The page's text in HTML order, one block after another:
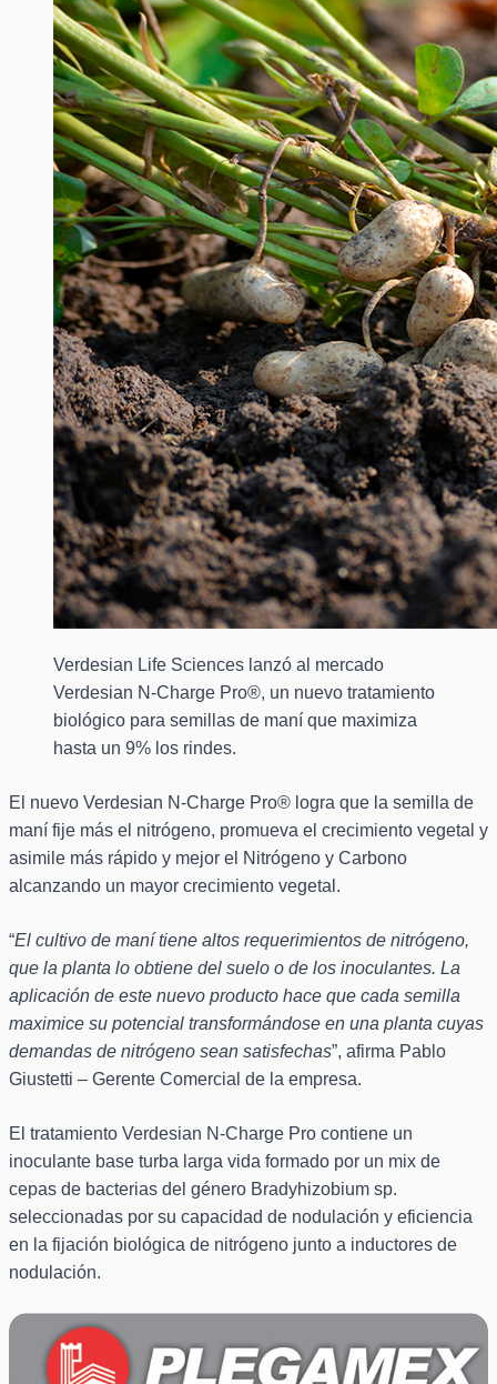
Verdesian Life Sciences lanzó al mercado
Verdesian N-Charge Pro®, un nuevo tratamiento
biológico para semillas de maní que maximiza
hasta un 9% los rindes.
El nuevo Verdesian N-Charge Pro® logra que la semilla de
maní fije más el nitrógeno, promueva el crecimiento vegetal y
asimile más rápido y mejor el Nitrógeno y Carbono
alcanzando un mayor crecimiento vegetal.
“El cultivo de maní tiene altos requerimientos de nitrógeno,
que la planta lo obtiene del suelo o de los inoculantes. La
aplicación de este nuevo producto hace que cada semilla
maximice su potencial transformándose en una planta cuyas
demandas de nitrógeno sean satisfechas”, afirma Pablo
Giustetti – Gerente Comercial de la empresa.
El tratamiento Verdesian N-Charge Pro contiene un
inoculante base turba larga vida formado por un mix de
cepas de bacterias del género Bradyhizobium sp.
seleccionadas por su capacidad de nodulación y eficiencia
en la fijación biológica de nitrógeno junto a inductores de
nodulación.